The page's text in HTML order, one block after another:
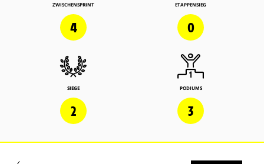
ZWISCHENSPRINT
4
ETAPPENSIEG
0
SIEGE
2
PODIUMS
3